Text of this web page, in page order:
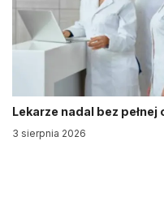
Lekarze nadal bez
3 sierpnia 2026